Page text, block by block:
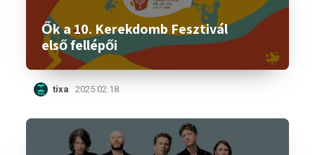
Ők a 10. Kerekdomb Fesztivál
első fellépői
tixa 2025.02.18.